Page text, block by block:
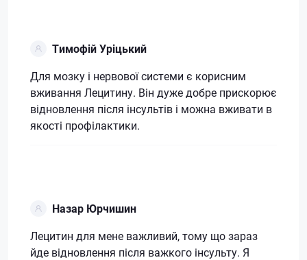
Тимофій Уріцький
Для мозку і нервової системи є корисним
вживання Лецитину. Він дуже добре прискорює
відновлення після інсультів і можна вживати в
якості профілактики.
Назар Юрчишин
Лецитин для мене важливий, тому що зараз
йде відновлення після важкого інсульту. Я